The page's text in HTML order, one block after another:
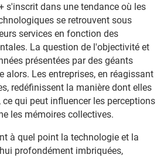
s'inscrit dans une tendance où les
se retrouvent sous
services en fonction des
La question de l'objectivité et
présentées par des géants
alors. Les entreprises, en réagissant
redéfinissent la manière dont elles
qui peut influencer les perceptions
les mémoires collectives.
à quel point la technologie et la
profondément imbriquées,